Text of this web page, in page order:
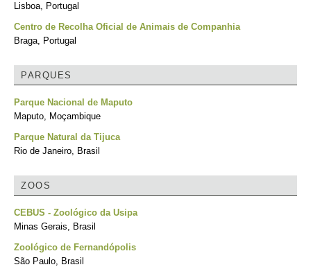
Lisboa, Portugal
Centro de Recolha Oficial de Animais de Companhia
Braga, Portugal
PARQUES
Parque Nacional de Maputo
Maputo, Moçambique
Parque Natural da Tijuca
Rio de Janeiro, Brasil
ZOOS
CEBUS - Zoológico da Usipa
Minas Gerais, Brasil
Zoológico de Fernandópolis
São Paulo, Brasil